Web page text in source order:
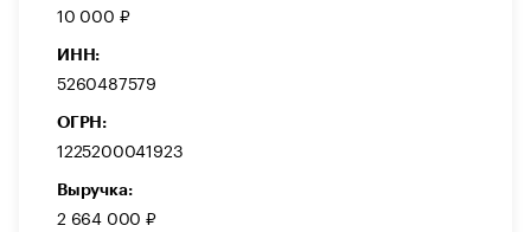
10 000 ₽
ИНН:
5260487579
ОГРН:
1225200041923
Выручка:
2 664 000 ₽